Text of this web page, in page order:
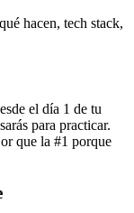
hacen, tech stack,
el día 1 de tu
para practicar.
que la #1 porque